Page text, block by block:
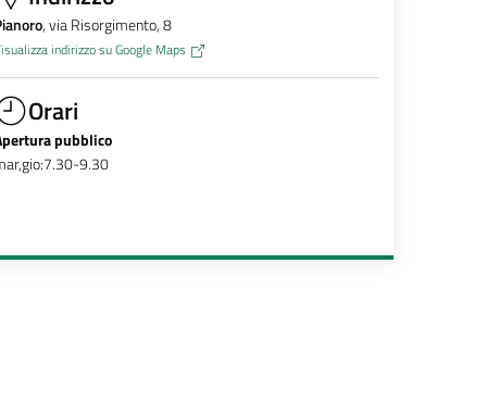
, via Risorgimento, 8
indirizzo su Google Maps
Orari
pubblico
9.30